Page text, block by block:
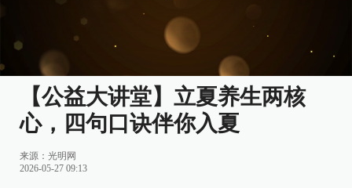
【公益大讲堂】立夏养生两核
心，四句口诀伴你入夏
来源： 光明网
2026-05-27 09:13